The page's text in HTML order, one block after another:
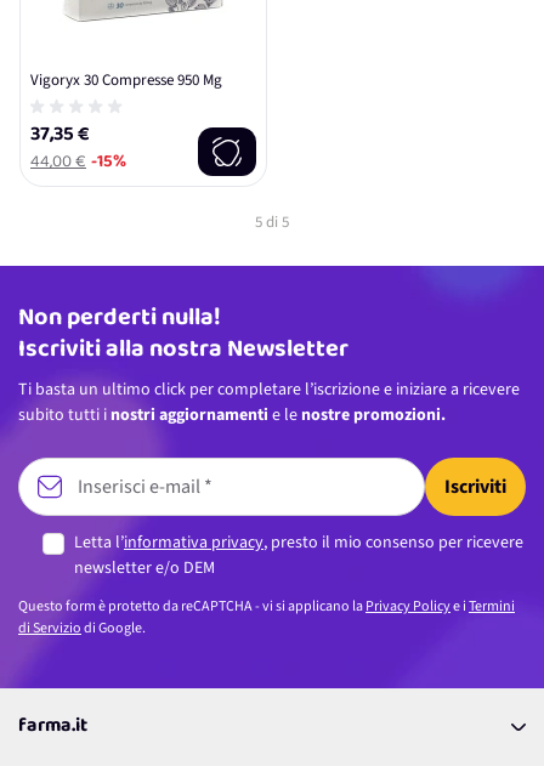
Vigoryx 30 Compresse 950 Mg
37,35 €
44,00 €-15%
5di 5
Indirizzo email
Non perderti nulla!
Iscriviti alla nostra Newsletter
Ti basta un ultimo click per completare l’iscrizione e iniziare a ricevere
subito tutti i nostri aggiornamenti e le nostre promozioni.
Iscriviti
Letta l’informativa privacy, presto il mio consenso per ricevere
newsletter e/o DEM
Questo form è protetto da reCAPTCHA - vi si applicano laPrivacy Policye iTermini
di Serviziodi Google.
farma.it